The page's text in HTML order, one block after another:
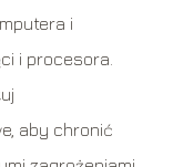
i
i procesora.
aby chronić